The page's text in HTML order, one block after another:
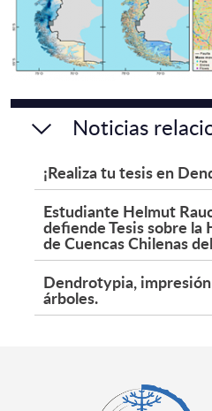
Noticias
¡Realiza tu tesis en
Estudiante Helmut
defiende Tesis sobre
de Cuencas Chilenas
Dendrotypia,
árboles.